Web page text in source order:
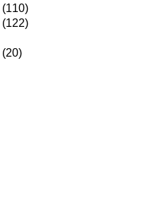
(110)
(122)
(20)